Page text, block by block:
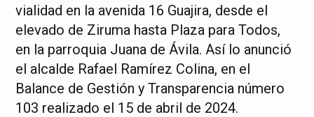
vialidad en la avenida 16 Guajira, desde el
elevado de Ziruma hasta Plaza para Todos,
en la parroquia Juana de Ávila. Así lo anunció
el alcalde Rafael Ramírez Colina, en el
Balance de Gestión y Transparencia número
103 realizado el 15 de abril de 2024.